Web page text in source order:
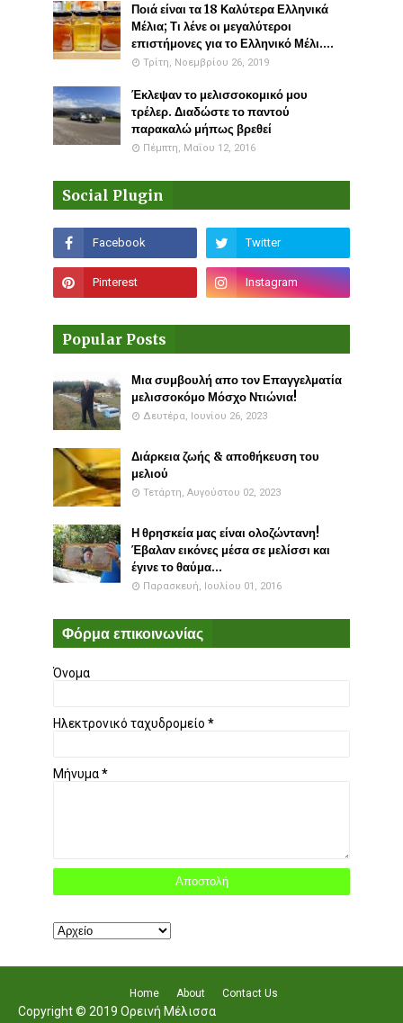
Ποιά είναι τα 18 Καλύτερα Ελληνικά
Μέλια; Τι λένε οι μεγαλύτεροι
επιστήμονες για το Ελληνικό Μέλι....
Τρίτη, Νοεμβρίου 26, 2019
Έκλεψαν το μελισσοκομικό μου
τρέλερ. Διαδώστε το παντού
παρακαλώ μήπως βρεθεί
Πέμπτη, Μαΐου 12, 2016
Social Plugin
Popular Posts
Μια συμβουλή απο τον Επαγγελματία
μελισσοκόμο Μόσχο Ντιώνια!
Δευτέρα, Ιουνίου 26, 2023
Διάρκεια ζωής & αποθήκευση του
μελιού
Τετάρτη, Αυγούστου 02, 2023
Η θρησκεία μας είναι ολοζώντανη!
Έβαλαν εικόνες μέσα σε μελίσσι και
έγινε το θαύμα...
Παρασκευή, Ιουλίου 01, 2016
Φόρμα επικοινωνίας
Όνομα
Ηλεκτρονικό ταχυδρομείο *
Μήνυμα*
Home About Contact Us
Copyright © 2019 Ορεινή Μέλισσα